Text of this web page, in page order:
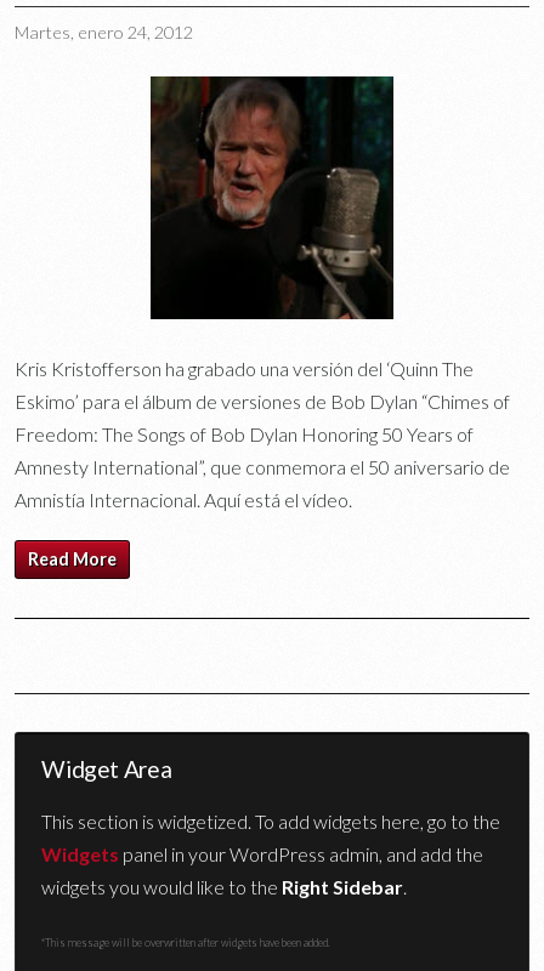
Martes, enero 24, 2012
Kris Kristofferson ha grabado una versión del ‘Quinn The
Eskimo’ para el álbum de versiones de Bob Dylan “Chimes of
Freedom: The Songs of Bob Dylan Honoring 50 Years of
Amnesty International”, que conmemora el 50 aniversario de
Amnistía Internacional. Aquí está el vídeo.
Read More
Widget Area
This section is widgetized. To add widgets here, go to the
Widgets panel in your WordPress admin, and add the
widgets you would like to the Right Sidebar.
*This message will be overwritten after widgets have been added.